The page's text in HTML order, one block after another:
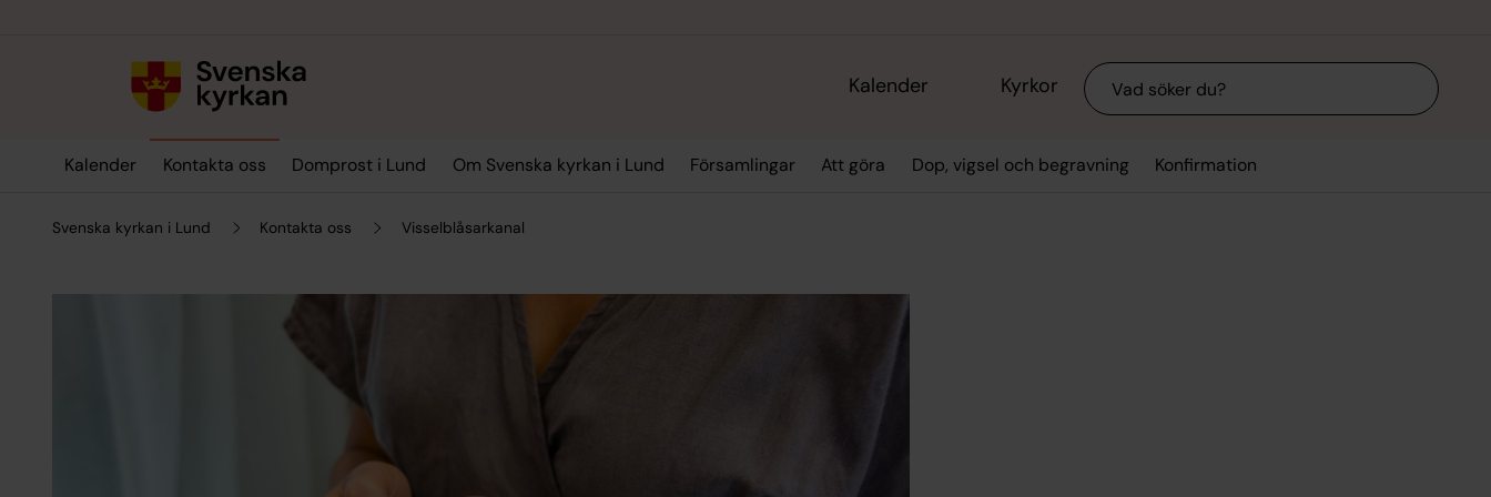
Kalender Kyrkor Sök
Kalender Kontakta oss Domprost i Lund Om Svenska kyrkan i Lund Församlingar Att göra Dop, vigsel och begravning Konfirmation
Svenska kyrkan i Lund Kontakta oss Visselblåsarkanal